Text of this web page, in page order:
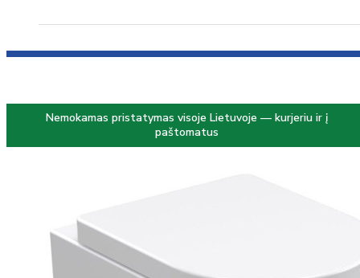
Nemokamas pristatymas visoje Lietuvoje — kurjeriu ir į
paštomatus